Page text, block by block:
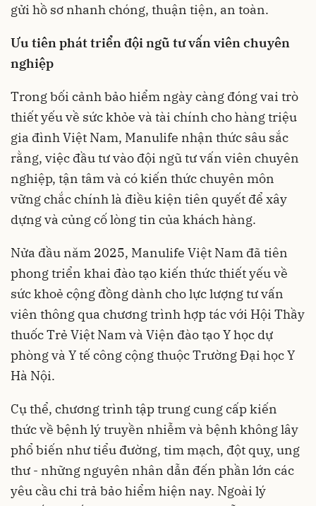
gửi hồ sơ nhanh chóng, thuận tiện, an toàn.
Ưu tiên phát triển đội ngũ tư vấn viên chuyên
nghiệp
Trong bối cảnh bảo hiểm ngày càng đóng vai trò
thiết yếu về sức khỏe và tài chính cho hàng triệu
gia đình Việt Nam, Manulife nhận thức sâu sắc
rằng, việc đầu tư vào đội ngũ tư vấn viên chuyên
nghiệp, tận tâm và có kiến thức chuyên môn
vững chắc chính là điều kiện tiên quyết để xây
dựng và củng cố lòng tin của khách hàng.
Nửa đầu năm 2025, Manulife Việt Nam đã tiên
phong triển khai đào tạo kiến thức thiết yếu về
sức khoẻ cộng đồng dành cho lực lượng tư vấn
viên thông qua chương trình hợp tác với Hội Thầy
thuốc Trẻ Việt Nam và Viện đào tạo Y học dự
phòng và Y tế công cộng thuộc Trường Đại học Y
Hà Nội.
Cụ thể, chương trình tập trung cung cấp kiến
thức về bệnh lý truyền nhiễm và bệnh không lây
phổ biến như tiểu đường, tim mạch, đột quỵ, ung
thư - những nguyên nhân dẫn đến phần lớn các
yêu cầu chi trả bảo hiểm hiện nay. Ngoài lý